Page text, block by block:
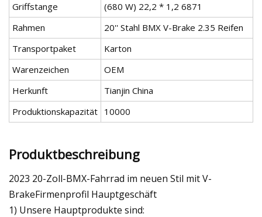
Griffstange
(680 W) 22,2 * 1,2 6871
Rahmen
20'' Stahl BMX V-Brake 2.35 Reifen
Transportpaket
Karton
Warenzeichen
OEM
Herkunft
Tianjin China
Produktionskapazität 10000
Produktbeschreibung
2023 20-Zoll-BMX-Fahrrad im neuen Stil mit V-
BrakeFirmenprofil Hauptgeschäft
1) Unsere Hauptprodukte sind: